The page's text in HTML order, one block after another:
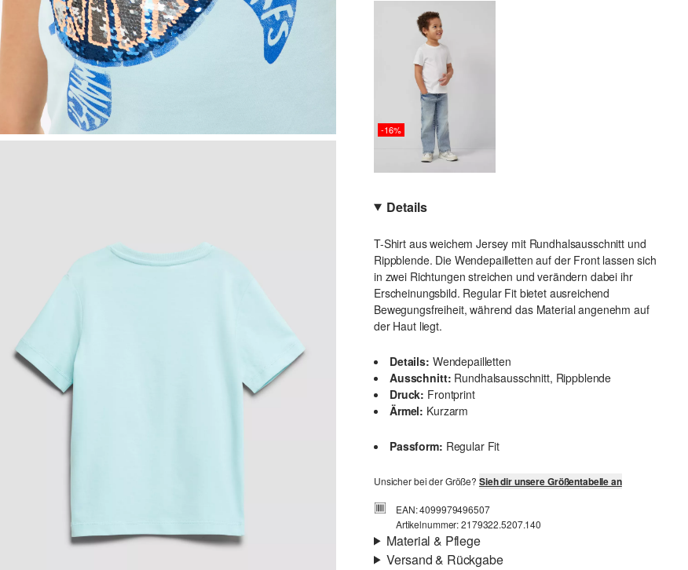
-16%
Details
T-Shirt aus weichem Jersey mit Rundhalsausschnitt und
Rippblende. Die Wendepailletten auf der Front lassen sich
in zwei Richtungen streichen und verändern dabei ihr
Erscheinungsbild. Regular Fit bietet ausreichend
Bewegungsfreiheit, während das Material angenehm auf
der Haut liegt.
Details: Wendepailletten
Ausschnitt: Rundhalsausschnitt, Rippblende
Druck: Frontprint
Ärmel: Kurzarm
Passform: Regular Fit
Unsicher bei der Größe? Sieh dir unsere Größentabelle an
EAN: 4099979496507
Artikelnummer: 2179322.5207.140
Material & Pflege
Versand & Rückgabe